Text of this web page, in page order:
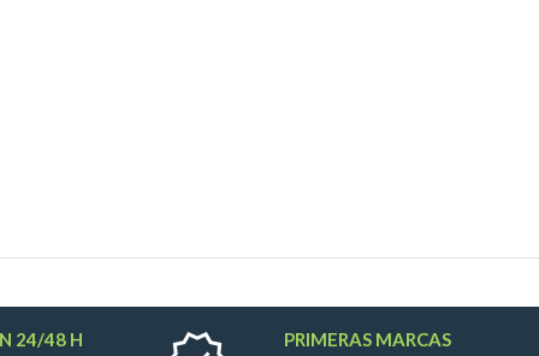
24/48 H PRIMERAS MARCAS